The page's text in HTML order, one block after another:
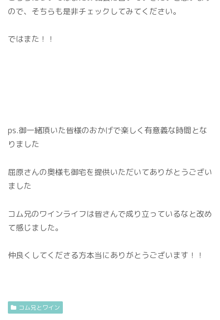
ので、そちらも是非チェックしてみてください。
ではまた！！
ps.御一緒頂いた皆様のおかげで楽しく有意義な時間とな
りました
屈原さんの奥様も御宅を提供いただいてありがとうござい
ました
コム兄のワインライフは皆さんで成り立っているなと改め
て感じました。
仲良くしてくださる方本当にありがとうございます！！
コム兄とワイン